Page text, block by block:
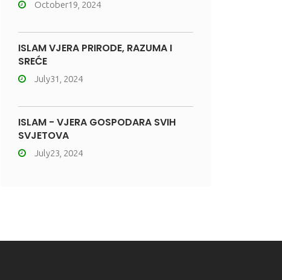
October19, 2024
ISLAM VJERA PRIRODE, RAZUMA I
SREĆE
July31, 2024
ISLAM - VJERA GOSPODARA SVIH
SVJETOVA
July23, 2024